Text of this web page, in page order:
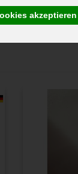
akzeptieren